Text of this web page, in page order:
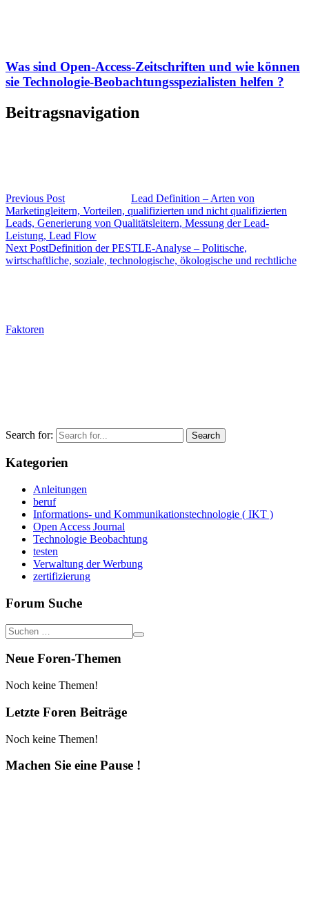
Was sind Open-Access-Zeitschriften und wie können
sie Technologie-Beobachtungsspezialisten helfen ?
Beitragsnavigation
Previous Post
Lead Definition – Arten von
Marketingleitern, Vorteilen, qualifizierten und nicht qualifizierten
Leads, Generierung von Qualitätsleitern, Messung der Lead-
Leistung, Lead Flow
Next PostDefinition der PESTLE-Analyse – Politische,
wirtschaftliche, soziale, technologische, ökologische und rechtliche
Faktoren
Search for:
Kategorien
Anleitungen
beruf
Informations- und Kommunikationstechnologie ( IKT )
Open Access Journal
Technologie Beobachtung
testen
Verwaltung der Werbung
zertifizierung
Forum Suche
Neue Foren-Themen
Noch keine Themen!
Letzte Foren Beiträge
Noch keine Themen!
Machen Sie eine Pause !